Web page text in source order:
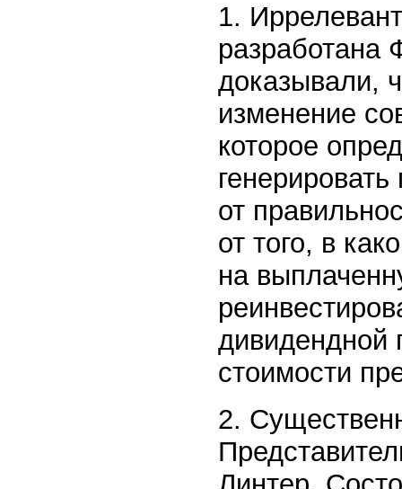
1.
доказывали,
изменение
которое
от
от того, в
на
дивидендной
стоимости
2.